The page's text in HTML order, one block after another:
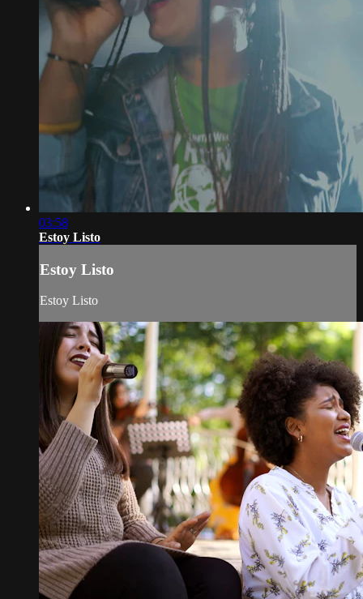
03:58
Estoy Listo
Estoy Listo
Estoy Listo